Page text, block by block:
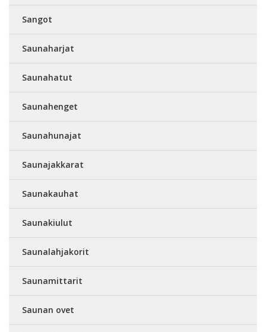
Sangot
Saunaharjat
Saunahatut
Saunahenget
Saunahunajat
Saunajakkarat
Saunakauhat
Saunakiulut
Saunalahjakorit
Saunamittarit
Saunan ovet